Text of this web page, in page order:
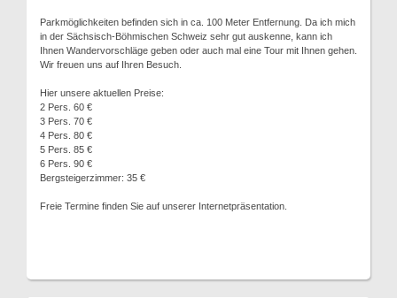
Parkmöglichkeiten befinden sich in ca. 100 Meter Entfernung. Da ich mich
in der Sächsisch-Böhmischen Schweiz sehr gut auskenne, kann ich
Ihnen Wandervorschläge geben oder auch mal eine Tour mit Ihnen gehen.
Wir freuen uns auf Ihren Besuch.
Hier unsere aktuellen Preise:
2 Pers. 60 €
3 Pers. 70 €
4 Pers. 80 €
5 Pers. 85 €
6 Pers. 90 €
Bergsteigerzimmer: 35 €
Freie Termine finden Sie auf unserer Internetpräsentation.